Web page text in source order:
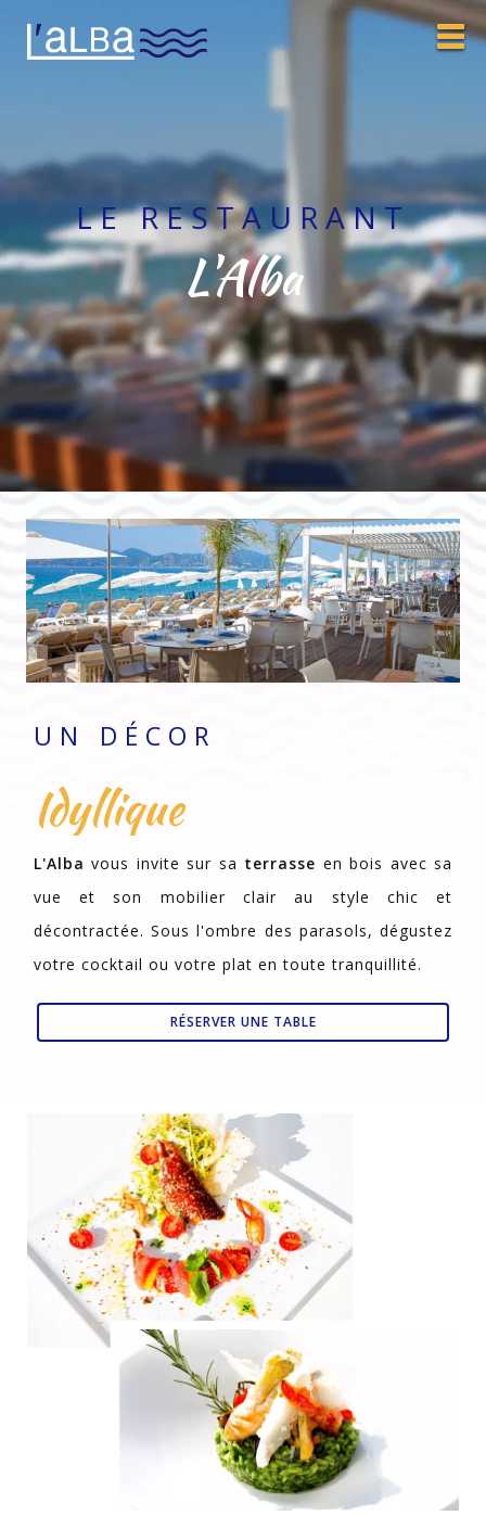
LE RESTAURANT
L'Alba
UN DÉCOR
Idyllique
L'Alba vous invite sur sa terrasse en bois avec sa
vue et son mobilier clair au style chic et
décontractée. Sous l'ombre des parasols, dégustez
votre cocktail ou votre plat en toute tranquillité.
RÉSERVER UNE TABLE